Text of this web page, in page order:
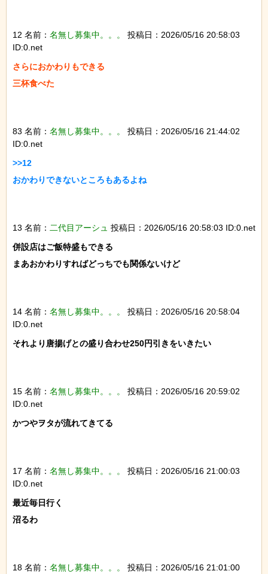
12 名前： 名無し募集中。。。
投稿日：2026/05/16 20:58:03
ID:0.net
さらにおかわりもできる
三杯食べた
83 名前： 名無し募集中。。。
投稿日：2026/05/16 21:44:02
ID:0.net
>>12
おかわりできないところもあるよね
13 名前： 二代目アーシュ 投稿日：2026/05/16 20:58:03 ID:0.net
併設店はご飯特盛もできる
まあおかわりすればどっちでも関係ないけど
14 名前： 名無し募集中。。。
投稿日：2026/05/16 20:58:04
ID:0.net
それより唐揚げとの盛り合わせ250円引きをいきたい
15 名前： 名無し募集中。。。
投稿日：2026/05/16 20:59:02
ID:0.net
かつやヲタが流れてきてる
17 名前： 名無し募集中。。。
投稿日：2026/05/16 21:00:03
ID:0.net
最近毎日行く
沼るわ
18 名前： 名無し募集中。。。
投稿日：2026/05/16 21:01:00